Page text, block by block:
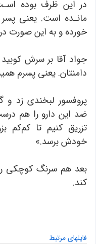
خورده و به این صورت
جواد آقا بر سرش
دامنتان. یعنی پسرم
پروفسور لبخندی زد
ضد این دارو را هم
تزریق کنیم تا کم‌کم
خودش برسد.»
بعد هم سرنگ کوچکی
کند.
فایلهای مرتبط